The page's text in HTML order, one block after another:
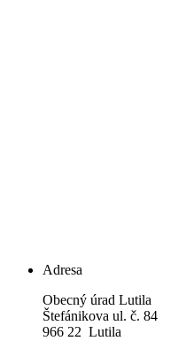
Adresa
Obecný úrad Lutila
Štefánikova ul. č. 84
966 22 Lutila